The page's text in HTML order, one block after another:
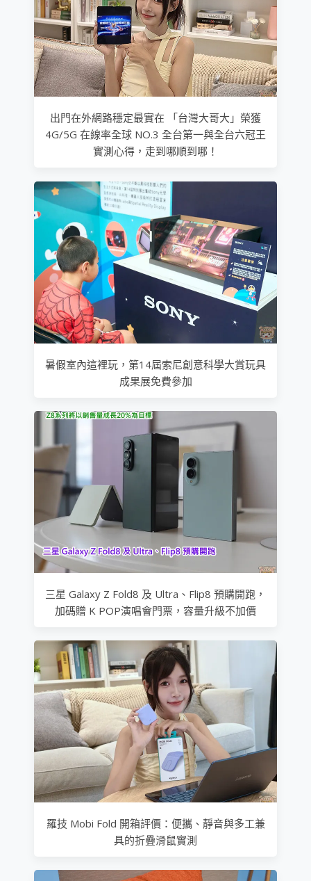
出門在外網路穩定最實在 「台灣大哥大」榮獲
4G/5G 在線率全球 NO.3 全台第一與全台六冠王
實測心得，走到哪順到哪！
暑假室內這裡玩，第14屆索尼創意科學大賞玩具
成果展免費參加
三星 Galaxy Z Fold8 及 Ultra、Flip8 預購開跑，
加碼贈 K POP演唱會門票，容量升級不加價
羅技 Mobi Fold 開箱評價：便攜、靜音與多工兼
具的折疊滑鼠實測